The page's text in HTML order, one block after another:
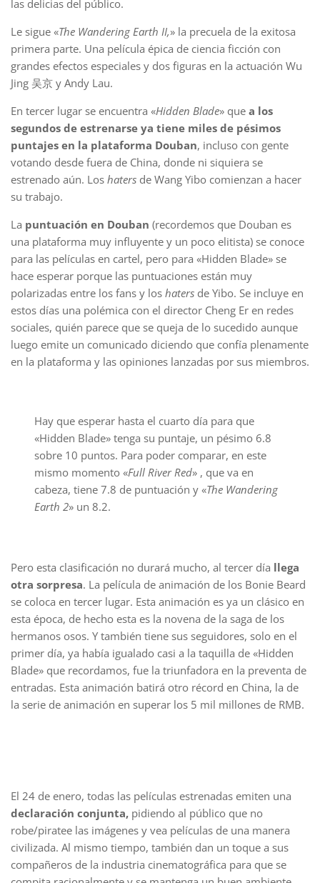
las delicias del público.
Le sigue «The Wandering Earth II,» la precuela de la exitosa
primera parte. Una película épica de ciencia ficción con
grandes efectos especiales y dos figuras en la actuación Wu
Jing 吴京 y Andy Lau.
En tercer lugar se encuentra «Hidden Blade» que a los
segundos de estrenarse ya tiene miles de pésimos
puntajes en la plataforma Douban, incluso con gente
votando desde fuera de China, donde ni siquiera se
estrenado aún. Los haters de Wang Yibo comienzan a hacer
su trabajo.
La puntuación en Douban (recordemos que Douban es
una plataforma muy influyente y un poco elitista) se conoce
para las películas en cartel, pero para «Hidden Blade» se
hace esperar porque las puntuaciones están muy
polarizadas entre los fans y los haters de Yibo. Se incluye en
estos días una polémica con el director Cheng Er en redes
sociales, quién parece que se queja de lo sucedido aunque
luego emite un comunicado diciendo que confía plenamente
en la plataforma y las opiniones lanzadas por sus miembros.
Hay que esperar hasta el cuarto día para que
«Hidden Blade» tenga su puntaje, un pésimo 6.8
sobre 10 puntos. Para poder comparar, en este
mismo momento «Full River Red» , que va en
cabeza, tiene 7.8 de puntuación y «The Wandering
Earth 2» un 8.2.
Pero esta clasificación no durará mucho, al tercer día llega
otra sorpresa. La película de animación de los Bonie Beard
se coloca en tercer lugar. Esta animación es ya un clásico en
esta época, de hecho esta es la novena de la saga de los
hermanos osos. Y también tiene sus seguidores, solo en el
primer día, ya había igualado casi a la taquilla de «Hidden
Blade» que recordamos, fue la triunfadora en la preventa de
entradas. Esta animación batirá otro récord en China, la de
la serie de animación en superar los 5 mil millones de RMB.
El 24 de enero, todas las películas estrenadas emiten una
declaración conjunta, pidiendo al público que no
robe/piratee las imágenes y vea películas de una manera
civilizada. Al mismo tiempo, también dan un toque a sus
compañeros de la industria cinematográfica para que se